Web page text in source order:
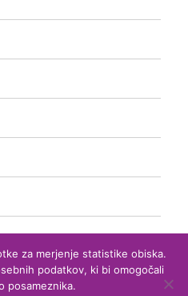
organizacij Slovenije
za merjenje statistike obiska.
podatkov, ki bi omogočali
posameznika.